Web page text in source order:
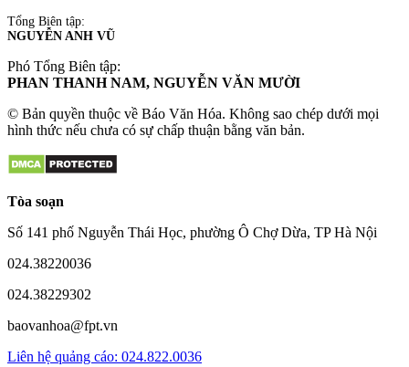
Tổng Biên tập:
NGUYỄN ANH VŨ
Phó Tổng Biên tập:
PHAN THANH NAM, NGUYỄN VĂN MƯỜI
© Bản quyền thuộc về Báo Văn Hóa. Không sao chép dưới mọi
hình thức nếu chưa có sự chấp thuận bằng văn bản.
Tòa soạn
Số 141 phố Nguyễn Thái Học, phường Ô Chợ Dừa, TP Hà Nội
024.38220036
024.38229302
baovanhoa@fpt.vn
Liên hệ quảng cáo: 024.822.0036